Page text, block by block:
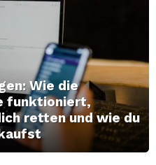
Wie die
funktioniert,
retten und wie du